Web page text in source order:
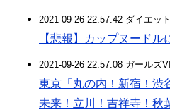
2021-09-26 22:57:42 ダイエッ
【悲報】カップヌード
2021-09-26 22:57:08 ガールズ
東京「丸の内！新宿！渋
未来！立川！吉祥寺！秋